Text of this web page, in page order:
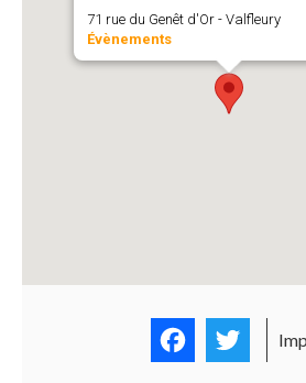
71 rue du Genêt d'Or - Valfleury
Évènements
Facebook